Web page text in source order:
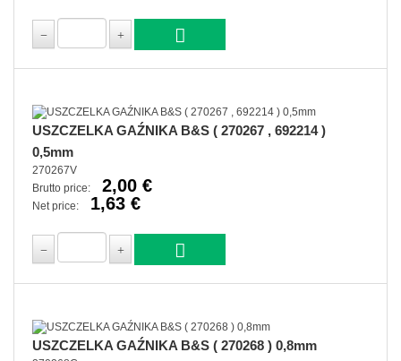
USZCZELKA GAŹNIKA B&S ( 270267 , 692214 )
0,5mm
270267V
Brutto price:
2,00 €
Net price: 1,63 €
USZCZELKA GAŹNIKA B&S ( 270268 ) 0,8mm